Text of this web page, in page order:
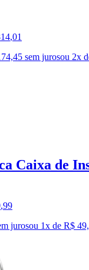
,01
sem jurosou 2x
Caixa de
,99
jurosou 1x de R$